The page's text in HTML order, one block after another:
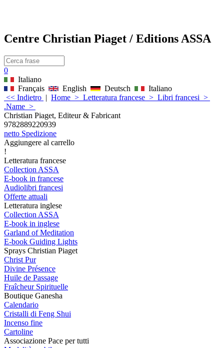
Centre Christian Piaget / Editions ASSA
0
Italiano
Français
English Deutsch
Italiano
<< Indietro | Home > Letteratura francese > Libri francesi >
.Name >
Christian Piaget, Editeur & Fabricant
9782889220939
netto Spedizione
Aggiungere al carrello
!
Letteratura francese
Collection ASSA
E-book in francese
Audiolibri francesi
Offerte attuali
Letteratura inglese
Collection ASSA
E-book in inglese
Garland of Meditation
E-book Guiding Lights
Sprays Christian Piaget
Christ Pur
Divine Présence
Huile de Passage
Fraîcheur Spirituelle
Boutique Ganesha
Calendario
Cristalli di Feng Shui
Incenso fine
Cartoline
Associazione Pace per tutti